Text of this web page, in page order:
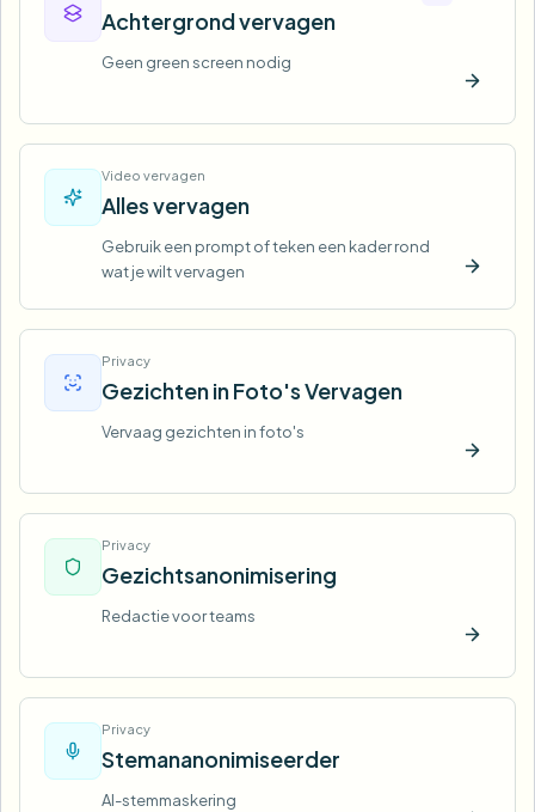
Achtergrond vervagen
Geen green screen nodig
Nu
Video vervagen
Alles vervagen
Gebruik een prompt of teken een kader rond
wat je wilt vervagen
Nu
Privacy
Gezichten in Foto's Vervagen
Vervaag gezichten in foto's
Nu
Privacy
Gezichtsanonimisering
Redactie voor teams
Nu
Privacy
Stemananonimiseerder
AI-stemmaskering